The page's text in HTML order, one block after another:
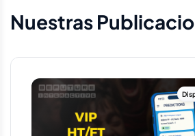
Nuestras